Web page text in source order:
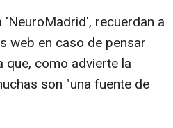
recuerdan a
web en caso de pensar
como advierte la
son "una fuente de